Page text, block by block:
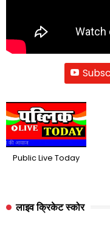
Public Live Today
लाइव क्रिकेट स्कोर